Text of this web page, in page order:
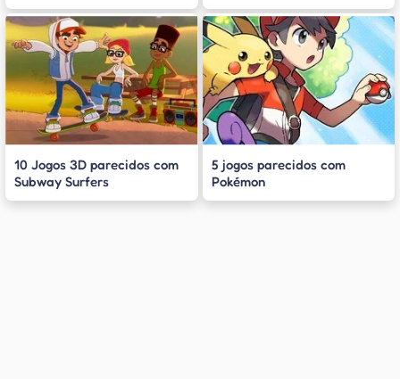
10 Jogos 3D parecidos com
Subway Surfers
5 jogos parecidos com
Pokémon